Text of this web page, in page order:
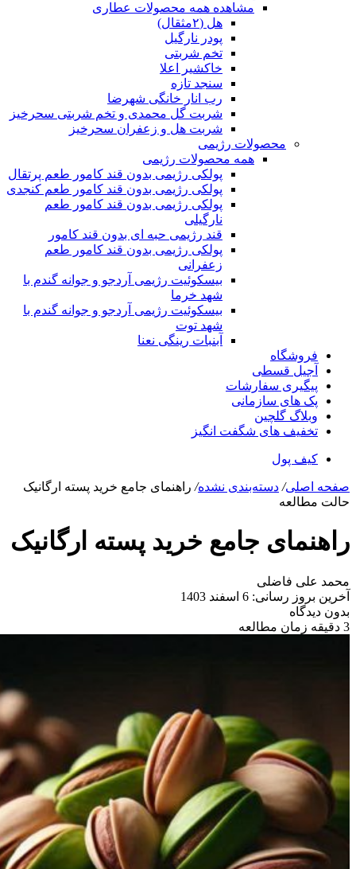
مشاهده همه محصولات عطاری
هل (۲مثقال)
پودر نارگیل
تخم شربتی
خاکشیر اعلا
سنجد تازه
رب انار خانگی شهرضا
شربت گل محمدی و تخم شربتی سحرخیز
شربت هل و زعفران سحرخیز
محصولات رژیمی
همه محصولات رژیمی
پولکی رژیمی بدون قند کامور طعم پرتقال
پولکی رژیمی بدون قند کامور طعم کنجدی
پولکی رژیمی بدون قند کامور طعم
نارگیلی
قند رژیمی حبه ای بدون قند کامور
پولکی رژیمی بدون قند کامور طعم
زعفرانی
بيسکوئيت رژیمی آردجو و جوانه گندم با
شهد خرما
بيسکوئيت رژیمی آردجو و جوانه گندم با
شهد توت
آبنبات رینگی نعنا
فروشگاه
آجیل قسطی
پیگیری سفارشات
پک های سازمانی
وبلاگ گلچین
تخفیف های شگفت انگیز
کیف پول
صفحه اصلی/ دسته‌بندی نشده/ راهنمای جامع خرید پسته ارگانیک
حالت مطالعه
راهنمای جامع خرید پسته ارگانیک
محمد علی فاضلی
آخرین بروز رسانی: 6 اسفند 1403
بدون دیدگاه
3 دقیقه زمان مطالعه